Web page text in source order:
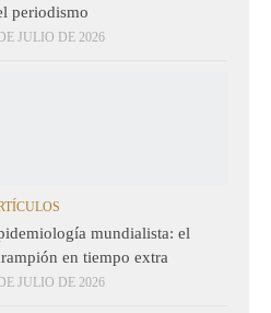
periodismo
JULIO DE 2026
mundialista: el
en tiempo extra
JULIO DE 2026